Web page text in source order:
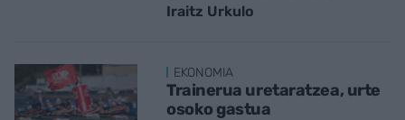
Iraitz Urkulo
EKONOMIA
Trainerua uretaratzea, urte
osoko gastua